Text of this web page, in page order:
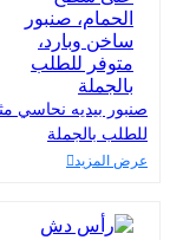
صنبور بيديه نحاسي
للطلب بالجملة
عرض المزيد